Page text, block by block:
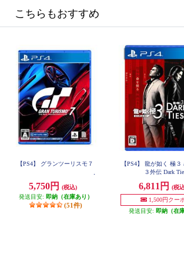
こちらもおすすめ
【PS4】 グランツーリスモ７
5,750円
(税込)
発送目安: 即納（在庫あり）
(51件)
【PS4】 龍が如く 極３
３外伝 Dark
6,811円
(税
1,500円クー
発送目安: 即納（在